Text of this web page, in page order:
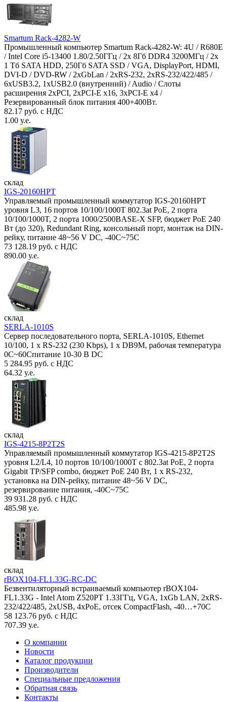
Smartum Rack-4282-W
Промышленный компьютер Smartum Rack-4282-W: 4U / R680E
/ Intel Core i5-13400 1.80/2.50ГГц / 2x 8Гб DDR4 3200МГц / 2x
1 Тб SATA HDD, 250Гб SATA SSD / VGA, DisplayPort, HDMI,
DVI-D / DVD-RW / 2xGbLan / 2xRS-232, 2xRS-232/422/485 /
6xUSB3.2, 1xUSB2.0 (внутренний) / Audio / Слоты
расширения 2xPCI, 2xPCI-E x16, 3xPCI-E x4 /
Резервированный блок питания 400+400Вт.
82.17 руб. с НДС
1.00 у.е.
склад
IGS-20160HPT
Управляемый промышленный коммутатор IGS-20160HPT
уровня L3, 16 портов 10/100/1000T 802.3at PoE, 2 порта
10/100/1000T, 2 порта 1000/2500BASE-X SFP, бюджет PoE 240
Вт (до 320), Redundant Ring, консольный порт, монтаж на DIN-
рейку, питание 48~56 V DC, -40С~75C
73 128.19 руб. с НДС
890.00 у.е.
склад
SERLA-1010S
Сервер последовательного порта, SERLA-1010S, Ethernet
10/100, 1 x RS-232 (230 Kbps), 1 x DB9M, рабочая температура
0C~60Спитание 10-30 В DC
5 284.95 руб. с НДС
64.32 у.е.
склад
IGS-4215-8P2T2S
Управляемый промышленный коммутатор IGS-4215-8P2T2S
уровня L2/L4, 10 портов 10/100/1000T с 802.3at PoE, 2 порта
Gigabit TP/SFP combo, бюджет PoE 240 Вт, 1 x RS-232,
установка на DIN-рейку, питание 48~56 V DC,
резервирование питания, -40С~75C
39 931.28 руб. с НДС
485.98 у.е.
склад
rBOX104-FL1.33G-RC-DC
Безвентиляторный встраиваемый компьютер rBOX104-
FL1.33G - Intel Atom Z520PT 1.33ГГц, VGA, 1xGb LAN, 2xRS-
232/422/485, 2xUSB, 4xPoE, отсек CompactFlash, -40…+70C
58 123.76 руб. с НДС
707.39 у.е.
О компании
Новости
Каталог продукции
Производители
Специальные предложения
Обратная связь
Контакты